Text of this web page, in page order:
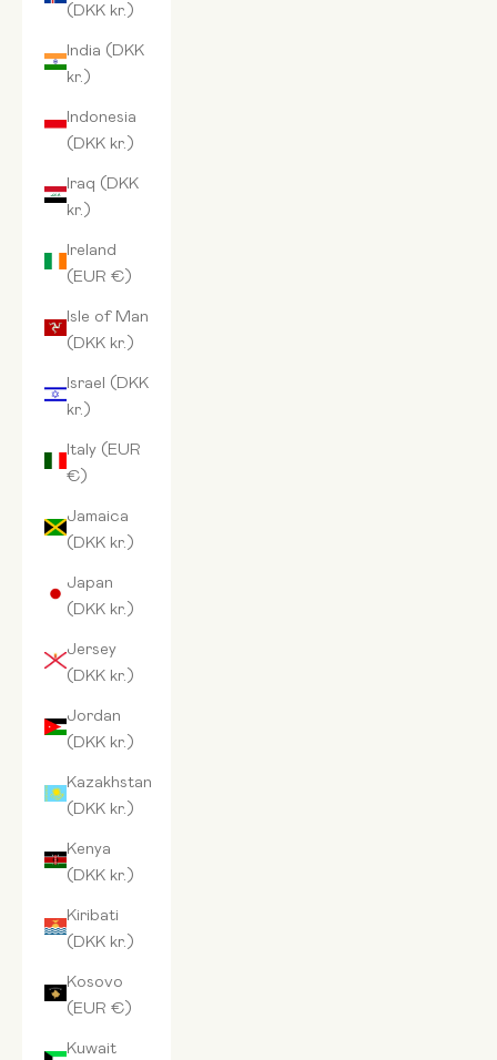
(DKK kr.)
India (DKK
kr.)
Indonesia
(DKK kr.)
Iraq (DKK
kr.)
Ireland
(EUR €)
Isle of Man
(DKK kr.)
Israel (DKK
kr.)
Italy (EUR
€)
Jamaica
(DKK kr.)
Japan
(DKK kr.)
Jersey
(DKK kr.)
Jordan
(DKK kr.)
Kazakhstan
(DKK kr.)
Kenya
(DKK kr.)
Kiribati
(DKK kr.)
Kosovo
(EUR €)
Kuwait